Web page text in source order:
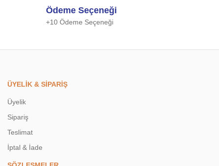
Ödeme Seçeneği
+10 Ödeme Seçeneği
ÜYELİK & SİPARİŞ
Üyelik
Sipariş
Teslimat
İptal & İade